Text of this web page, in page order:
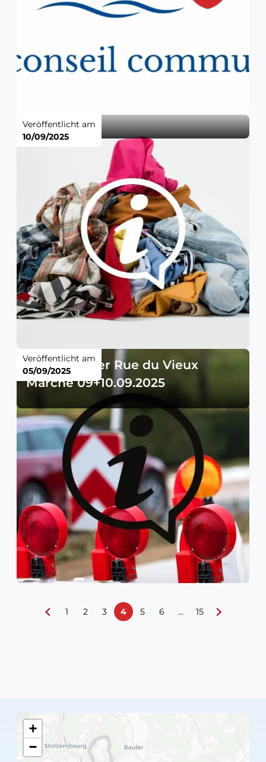
Veröffentlicht am
10/09/2025
Sperrung der Rue du Vieux
Marché 09+10.09.2025
Veröffentlicht am
05/09/2025
1 2 3 4 5 6 … 15
+
−